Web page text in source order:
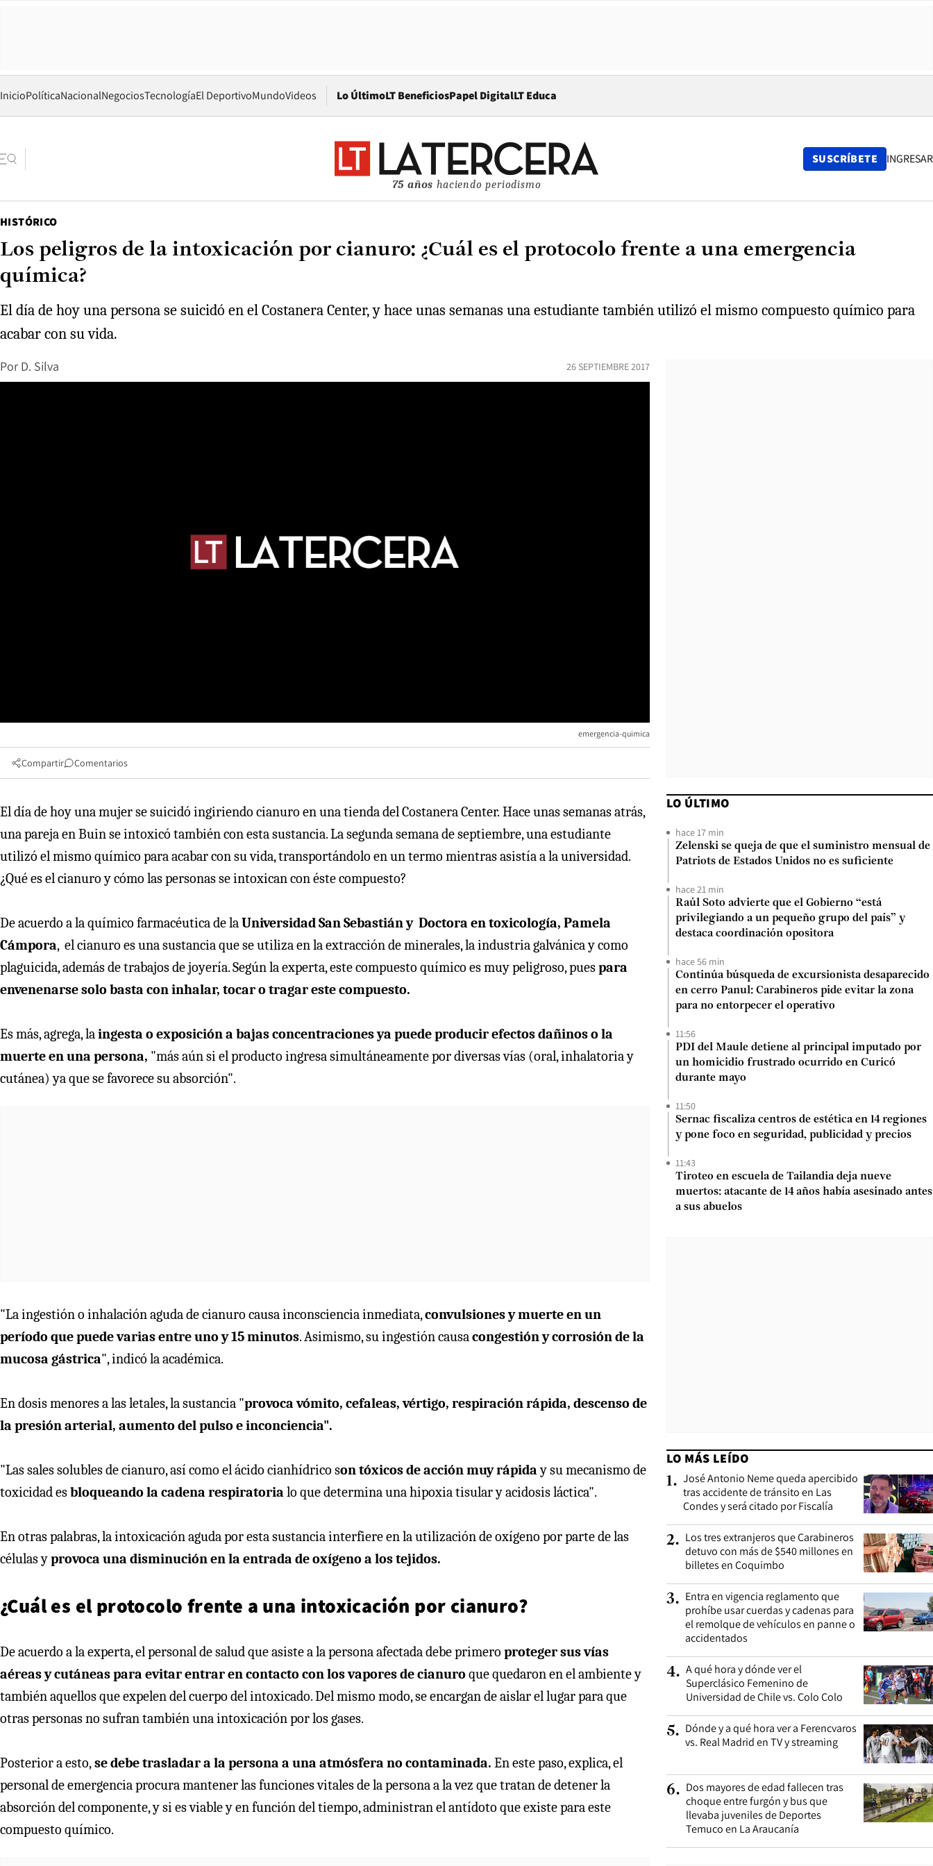
InicioPolíticaNacionalNegociosTecnologíaEl DeportivoMundoVideos Lo ÚltimoLT BeneficiosPapel DigitalOpens in new window
LT Educa
75 años haciendo periodismo
SUSCRÍBETE INGRESAR
HISTÓRICO
Los peligros de la intoxicación por cianuro: ¿Cuál es el protocolo frente a una emergencia
química?
El día de hoy una persona se suicidó en el Costanera Center, y hace unas semanas una estudiante también utilizó el mismo compuesto químico para
acabar con su vida.
Por D. Silva 26 SEPTIEMBRE 2017
emergencia-quimica
Compartir Comentarios
El día de hoy una mujer se suicidó ingiriendo cianuro en una tienda del Costanera Center. Hace unas semanas atrás,
una pareja en Buin se intoxicó también con esta sustancia. La segunda semana de septiembre, una estudiante
utilizó el mismo químico para acabar con su vida, transportándolo en un termo mientras asistía a la universidad.
¿Qué es el cianuro y cómo las personas se intoxican con éste compuesto?
De acuerdo a la químico farmacéutica de laUniversidad San Sebastián y Doctora en toxicología, Pamela
Cámpora, el cianuro es una sustancia que se utiliza en la extracción de minerales, la industria galvánica y como
plaguicida, además de trabajos de joyería. Según la experta, este compuesto químico es muy peligroso, puespara
envenenarse solo basta con inhalar, tocar o tragar este compuesto.
Es más, agrega, laingesta o exposición a bajas concentraciones ya puede producir efectos dañinos o la
muerte en una persona, "más aún si el producto ingresa simultáneamente por diversas vías (oral, inhalatoria y
cutánea) ya que se favorece su absorción".
"La ingestión o inhalación aguda de cianuro causa inconsciencia inmediata,convulsiones y muerte en un
período que puede varias entre uno y 15 minutos. Asimismo, su ingestión causacongestión y corrosión de la
mucosa gástrica", indicó la académica.
En dosis menores a las letales, la sustancia "provoca vómito, cefaleas, vértigo, respiración rápida, descenso de
la presión arterial, aumento del pulso e inconciencia".
"Las sales solubles de cianuro, así como el ácido cianhídrico son tóxicos de acción muy rápiday su mecanismo de
toxicidad esbloqueando la cadena respiratoria lo que determina una hipoxia tisular y acidosis láctica".
En otras palabras, la intoxicación aguda por esta sustancia interfiere en la utilización de oxígeno por parte de las
células yprovoca una disminución en la entrada de oxígeno a los tejidos.
¿Cuál es el protocolo frente a una intoxicación por cianuro?
De acuerdo a la experta, el personal de salud que asiste a la persona afectada debe primero proteger sus vías
aéreas y cutáneas para evitar entrar en contacto con los vapores de cianuro que quedaron en el ambiente y
también aquellos que expelen del cuerpo del intoxicado. Del mismo modo, se encargan de aislar el lugar para que
otras personas no sufran también una intoxicación por los gases.
Posterior a esto,se debe trasladar a la persona a una atmósfera no contaminada. En este paso, explica, el
personal de emergencia procura mantener las funciones vitales de la persona a la vez que tratan de detener la
absorción del componente, y si es viable y en función del tiempo, administran el antídoto que existe para este
compuesto químico.
LO ÚLTIMO
hace 17 min
Zelenski se queja de que el suministro mensual de
Patriots de Estados Unidos no es suficiente
hace 21 min
Raúl Soto advierte que el Gobierno “está
privilegiando a un pequeño grupo del país” y
destaca coordinación opositora
hace 56 min
Continúa búsqueda de excursionista desaparecido
en cerro Panul: Carabineros pide evitar la zona
para no entorpecer el operativo
11:56
PDI del Maule detiene al principal imputado por
un homicidio frustrado ocurrido en Curicó
durante mayo
11:50
Sernac fiscaliza centros de estética en 14 regiones
y pone foco en seguridad, publicidad y precios
11:43
Tiroteo en escuela de Tailandia deja nueve
muertos: atacante de 14 años había asesinado antes
a sus abuelos
LO MÁS LEÍDO
1. José Antonio Neme queda apercibido
tras accidente de tránsito en Las
Condes y será citado por Fiscalía
2. Los tres extranjeros que Carabineros
detuvo con más de $540 millones en
billetes en Coquimbo
3. Entra en vigencia reglamento que
prohíbe usar cuerdas y cadenas para
el remolque de vehículos en panne o
accidentados
4. A qué hora y dónde ver el
Superclásico Femenino de
Universidad de Chile vs. Colo Colo
5. Dónde y a qué hora ver a Ferencvaros
vs. Real Madrid en TV y streaming
6. Dos mayores de edad fallecen tras
choque entre furgón y bus que
llevaba juveniles de Deportes
Temuco en La Araucanía